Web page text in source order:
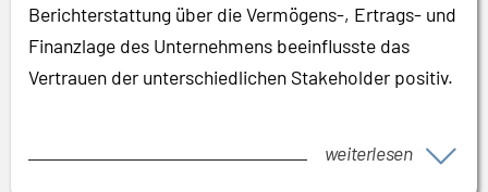
Berichterstattung über die Vermögens-, Ertrags- und
Finanzlage des Unternehmens beeinflusste das
Vertrauen der unterschiedlichen Stakeholder positiv.
weiterlesen